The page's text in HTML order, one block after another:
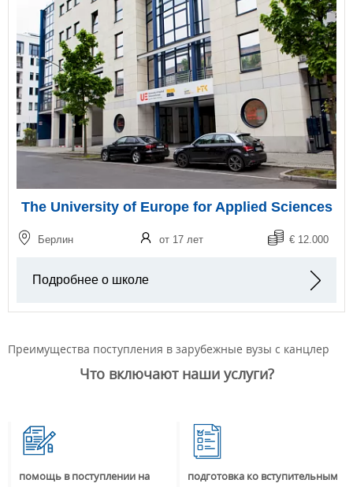
The University of Europe for Applied Sciences
Берлин от 17 лет € 12.000
Подробнее о школе
Преимущества поступления в зарубежные вузы с канцлер
Что включают наши услуги?
помощь в поступлении на
подготовка ко вступительным